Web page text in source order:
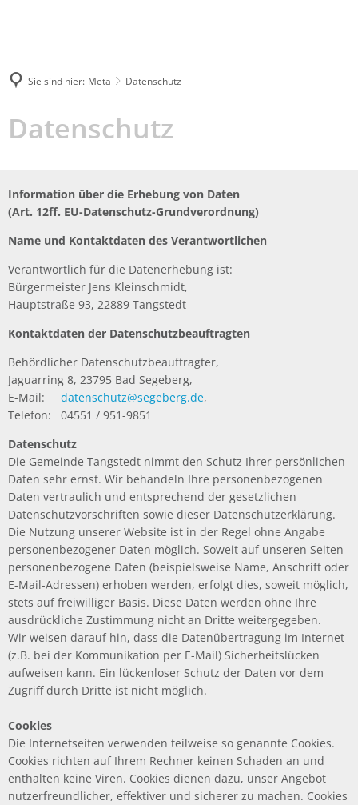
Sie sind hier: Meta Datenschutz
Datenschutz
Datenschutz
Information über die Erhebung von Daten
(Art. 12ff. EU-Datenschutz-Grundverordnung)
Name und Kontaktdaten des Verantwortlichen
Verantwortlich für die Datenerhebung ist:
Bürgermeister Jens Kleinschmidt,
Hauptstraße 93, 22889 Tangstedt
Kontaktdaten der Datenschutzbeauftragten
Behördlicher Datenschutzbeauftragter,
Jaguarring 8, 23795 Bad Segeberg,
E-Mail: datenschutz@segeberg.de,
Telefon: 04551 / 951-9851
Datenschutz
Die Gemeinde Tangstedt nimmt den Schutz Ihrer persönlichen
Daten sehr ernst. Wir behandeln Ihre personenbezogenen
Daten vertraulich und entsprechend der gesetzlichen
Datenschutzvorschriften sowie dieser Datenschutzerklärung.
Die Nutzung unserer Website ist in der Regel ohne Angabe
personenbezogener Daten möglich. Soweit auf unseren Seiten
personenbezogene Daten (beispielsweise Name, Anschrift oder
E-Mail-Adressen) erhoben werden, erfolgt dies, soweit möglich,
stets auf freiwilliger Basis. Diese Daten werden ohne Ihre
ausdrückliche Zustimmung nicht an Dritte weitergegeben.
Wir weisen darauf hin, dass die Datenübertragung im Internet
(z.B. bei der Kommunikation per E-Mail) Sicherheitslücken
aufweisen kann. Ein lückenloser Schutz der Daten vor dem
Zugriff durch Dritte ist nicht möglich.
Cookies
Die Internetseiten verwenden teilweise so genannte Cookies.
Cookies richten auf Ihrem Rechner keinen Schaden an und
enthalten keine Viren. Cookies dienen dazu, unser Angebot
nutzerfreundlicher, effektiver und sicherer zu machen. Cookies